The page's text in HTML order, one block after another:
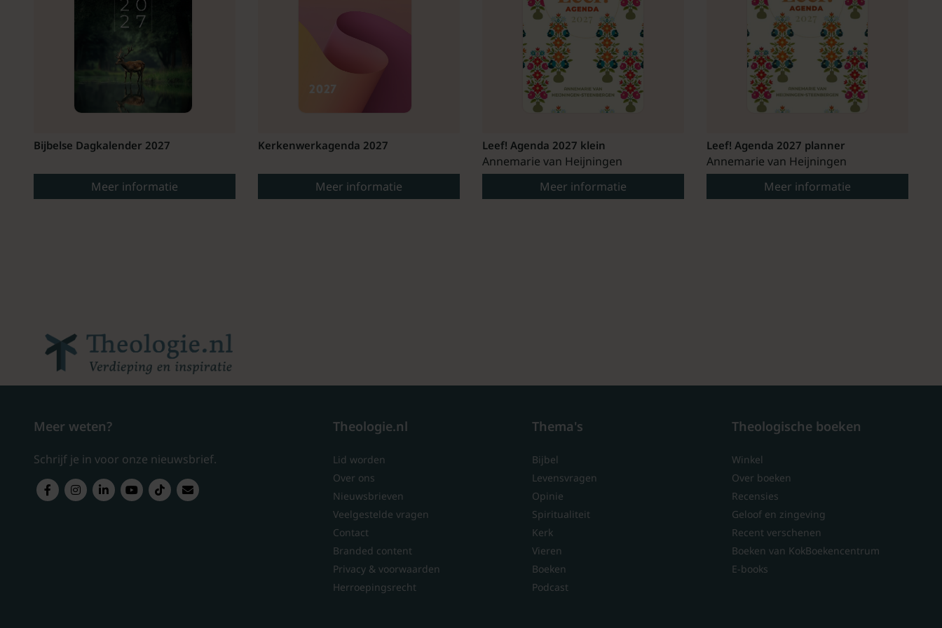
Bijbelse Dagkalender 2027
Meer informatie
Kerkenwerkagenda 2027
Meer informatie
Leef! Agenda 2027 klein
Annemarie van Heijningen
Meer informatie
Leef! Agenda 2027 planner
Annemarie van Heijningen
Meer informatie
Meer weten?
Schrijf je in voor onze nieuwsbrief.
Theologie.nl
Lid worden
Over ons
Nieuwsbrieven
Veelgestelde vragen
Contact
Branded content
Privacy & voorwaarden
Herroepingsrecht
Thema's
Bijbel
Levensvragen
Opinie
Spiritualiteit
Kerk
Vieren
Boeken
Podcast
Theologische boeken
Winkel
Over boeken
Recensies
Geloof en zingeving
Recent verschenen
Boeken van KokBoekencentrum
E-books